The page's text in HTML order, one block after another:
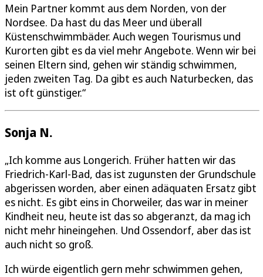
Mein Partner kommt aus dem Norden, von der
Nordsee. Da hast du das Meer und überall
Küstenschwimmbäder. Auch wegen Tourismus und
Kurorten gibt es da viel mehr Angebote. Wenn wir bei
seinen Eltern sind, gehen wir ständig schwimmen,
jeden zweiten Tag. Da gibt es auch Naturbecken, das
ist oft günstiger.“
Sonja N.
„Ich komme aus Longerich. Früher hatten wir das
Friedrich-Karl-Bad, das ist zugunsten der Grundschule
abgerissen worden, aber einen adäquaten Ersatz gibt
es nicht. Es gibt eins in Chorweiler, das war in meiner
Kindheit neu, heute ist das so abgeranzt, da mag ich
nicht mehr hineingehen. Und Ossendorf, aber das ist
auch nicht so groß.
Ich würde eigentlich gern mehr schwimmen gehen,